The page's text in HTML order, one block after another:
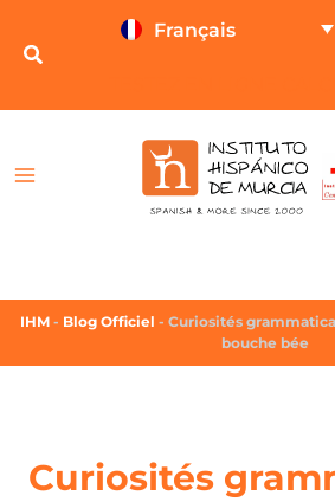
Français
IHM - Blog Officiel - Curiosités
bouche bée
Curiosités